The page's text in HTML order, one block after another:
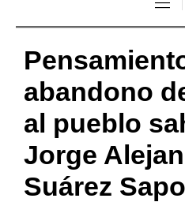
abandono
al pueblo
Jorge
Suárez